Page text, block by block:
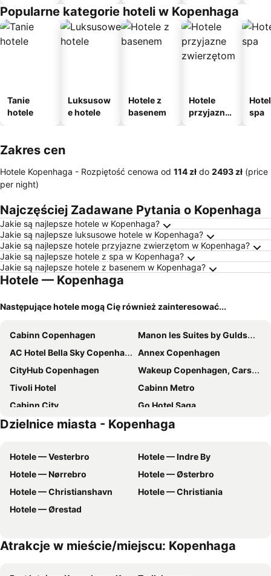
Popularne kategorie hoteli w Kopenhaga
Tanie
hotele
Luksusow
e hotele
Hotele z
basenem
Hotele
przyjazne
spa
Zakres cen
Hotele Kopenhaga - Rozpiętość cenowa od ‎114 zł do ‎2493 zł (price
per night)
Najczęściej Zadawane Pytania o Kopenhaga
Jakie są najlepsze hotele w Kopenhaga?
Jakie są najlepsze luksusowe hotele w Kopenhaga?
Jakie są najlepsze hotele przyjazne zwierzętom w Kopenhaga?
Jakie są najlepsze hotele z spa w Kopenhaga?
Jakie są najlepsze hotele z basenem w Kopenhaga?
Hotele — Kopenhaga
Następujące hotele mogą Cię również zainteresować...
Cabinn Copenhagen
Manon les Suites by Guldsmeden Hotels
AC Hotel Bella Sky Copenhagen
Annex Copenhagen
CityHub Copenhagen
Wakeup Copenhagen, Carsten Niebuhrs Gade
Tivoli Hotel
Cabinn Metro
Cabinn City
Go Hotel Saga
a&o København Nørrebro
Copenhagen Go Hotel
Wakeup Copenhagen Borgergade
Scandic Sydhavnen
a&o København Sydhavn
Wakeup Copenhagen - Bernstorffsgade
City Hotel Nebo
Hotel Copenhagen
Scandic Falkoner
Scandic Spectrum
Moxy Copenhagen
Dzielnice miasta - Kopenhaga
Hotele — Vesterbro
Hotele — Indre By
Hotele — Nørrebro
Hotele — Østerbro
Hotele — Christianshavn
Hotele — Christiania
Hotele — Ørestad
Atrakcje w mieście/miejscu: Kopenhaga